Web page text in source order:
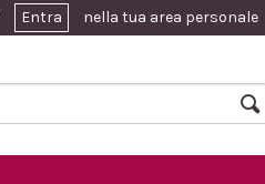
Entra nella tua area personale